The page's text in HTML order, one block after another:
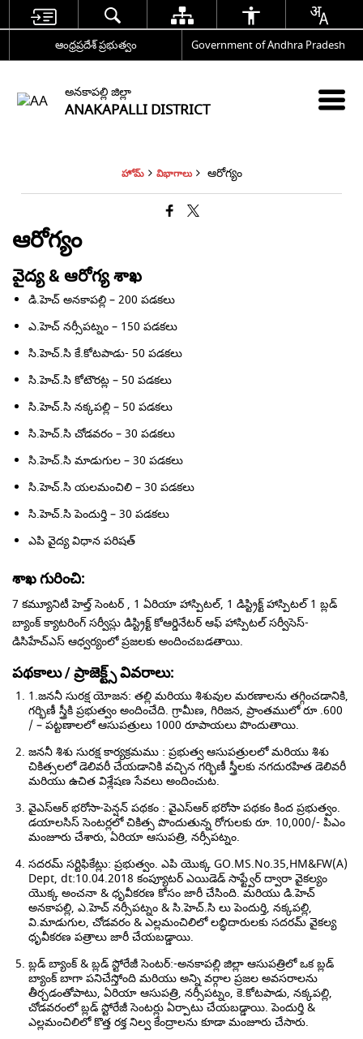
ఆంధ్రప్రదేశ్ ప్రభుత్వం Government of Andhra Pradesh
అనకాపల్లి జిల్లా
ANAKAPALLI DISTRICT
హోమ్ విభాగాలు ఆరోగ్యం
ఆరోగ్యం
వైద్య & ఆరోగ్య శాఖ
డి.హెచ్ అనకాపల్లి – 200 పడకలు
ఎ.హెచ్ నర్సీపట్నం – 150 పడకలు
సి.హెచ్.సి కే.కోటపాడు- 50 పడకలు
సి.హెచ్.సి కోటౌరట్ల – 50 పడకలు
సి.హెచ్.సి నక్కపల్లి – 50 పడకలు
సి.హెచ్.సి చోడవరం – 30 పడకలు
సి.హెచ్.సి మాడుగుల – 30 పడకలు
సి.హెచ్.సి యలమంచిలి – 30 పడకలు
సి.హెచ్.సి పెందుర్తి – 30 పడకలు
ఎపి వైద్య విధాన పరిషత్
శాఖ గురించి:
7 కమ్యూనిటీ హెల్త్ సెంటర్ , 1 ఏరియా హాస్పిటల్, 1 డిస్ట్రిక్ట్ హాస్పిటల్ 1 బ్లడ్
బ్యాంక్ క్యాటరింగ్ సర్వీస్లు డిస్ట్రిక్ట్ కోఆర్డినేటర్ ఆఫ్ హాస్పిటల్ సర్వీసెస్-
డిసిహేచ్ఎస్ ఆధ్వర్యంలో ప్రజలకు అందించబడతాయి.
పథకాలు / ప్రాజెక్ట్స్ వివరాలు:
1.జననీ సురక్ష యోజన: తల్లి మరియు శిశువుల మరణాలను తగ్గించడానికి,
గర్భిణీ స్త్రీకి ప్రభుత్వం అందించేది. గ్రామీణ, గిరిజన, ప్రాంతములో రూ .600
/ – పట్టణాలలో ఆసుపత్రులు 1000 రూపాయలు పొందుతాయి.
జననీ శిశు సురక్ష కార్యక్రమము : ప్రభుత్వ ఆసుపత్రులలో మరియు శిశు
చికిత్సలలో డెలివరీ చేయడానికి వచ్చిన గర్భిణీ స్త్రీలకు నగదురహిత డెలివరీ
మరియు ఉచిత విశ్లేషణ సేవలు అందించుట.
వైఎస్ఆర్ భరోసా-పెన్షన్ పథకం : వైఎస్ఆర్ భరోసా పథకం కింద ప్రభుత్వం.
డయాలసిస్ సెంటర్లలో చికిత్స పొందుతున్న రోగులకు రూ. 10,000/- పిఎం
మంజూరు చేశారు, ఏరియా ఆసుపత్రి, నర్సీపట్నం.
సదరమ్ సర్టిఫికేట్లు: ప్రభుత్వం. ఎపి యొక్క GO.MS.No.35,HM&FW(A)
Dept, dt:10.04.2018 కంప్యూటర్ ఎయిడెడ్ సాఫ్ట్వేర్ ద్వారా వైకల్యం
యొక్క అంచనా & ధృవీకరణ కోసం జారీ చేసింది. మరియు డి.హెచ్
అనకాపల్లి, ఎ.హెచ్ నర్సీపట్నం & సి.హెచ్.సి లు పెందుర్తి, నక్కపల్లి,
వి.మాడుగుల, చోడవరం & ఎల్లమంచిలిలో లబ్ధిదారులకు సదరమ్ వైకల్య
ధృవీకరణ పత్రాలు జారీ చేయబడ్డాయి.
బ్లడ్ బ్యాంక్ & బ్లడ్ స్టోరేజీ సెంటర్:-అనకాపల్లి జిల్లా ఆసుపత్రిలో ఒక బ్లడ్
బ్యాంక్ బాగా పనిచేస్తోంది మరియు అన్ని వర్గాల ప్రజల అవసరాలను
తీర్చడంతోపాటు, ఏరియా ఆసుపత్రి, నర్సీపట్నం, కె.కోటపాడు, నక్కపల్లి,
చోడవరంలో బ్లడ్ స్టోరేజీ సెంటర్లు ఏర్పాటు చేయబడ్డాయి. పెందుర్తి &
ఎల్లమంచిలిలో కొత్త రక్త నిల్వ కేంద్రాలను కూడా మంజూరు చేసారు.